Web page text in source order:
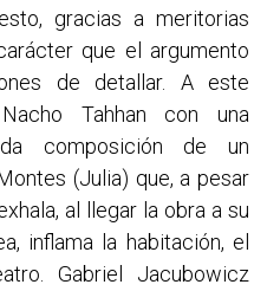
gracias a meritorias
que el argumento
de detallar. A este
Tahhan con una
composición de un
(Julia) que, a pesar
al llegar la obra a su
inflama la habitación, el
Gabriel Jacubowicz